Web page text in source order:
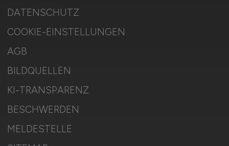
DATENSCHUTZ
COOKIE-EINSTELLUNGEN
AGB
BILDQUELLEN
KI-TRANSPARENZ
BESCHWERDEN
MELDESTELLE